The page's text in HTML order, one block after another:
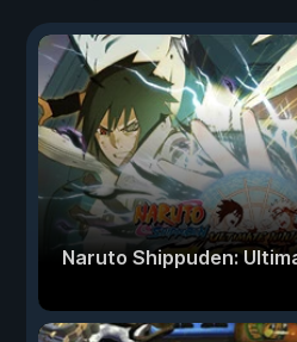
Naruto Shippuden: